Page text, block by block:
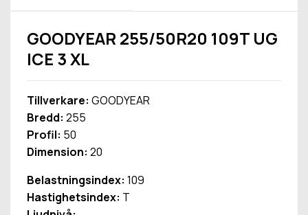
GOODYEAR 255/50R20 109T UG
ICE 3 XL
Tillverkare: GOODYEAR
Bredd: 255
Profil: 50
Dimension: 20
Belastningsindex: 109
Hastighetsindex: T